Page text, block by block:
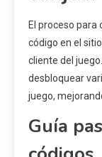
El proceso para
código en el
cliente del
desbloquear
juego,
Guía